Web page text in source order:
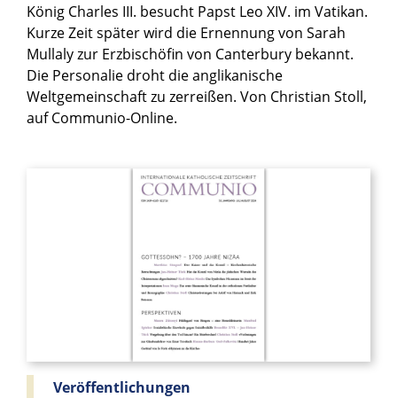
König Charles III. besucht Papst Leo XIV. im Vatikan.
Kurze Zeit später wird die Ernennung von Sarah
Mullaly zur Erzbischöfin von Canterbury bekannt.
Die Personalie droht die anglikanische
Weltgemeinschaft zu zerreißen. Von Christian Stoll,
auf Communio-Online.
Veröffentlichungen